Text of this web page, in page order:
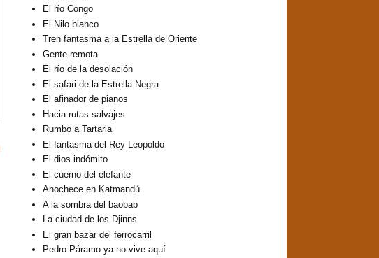
El río Congo
El Nilo blanco
Tren fantasma a la Estrella de Oriente
Gente remota
El río de la desolación
El safari de la Estrella Negra
El afinador de pianos
Hacia rutas salvajes
Rumbo a Tartaria
El fantasma del Rey Leopoldo
El dios indómito
El cuerno del elefante
Anochece en Katmandú
A la sombra del baobab
La ciudad de los Djinns
El gran bazar del ferrocarril
Pedro Páramo ya no vive aquí